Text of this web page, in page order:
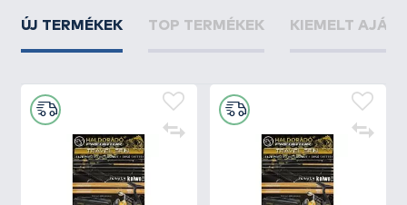
ÚJ TERMÉKEK TOP TERMÉKEK KIEMELT